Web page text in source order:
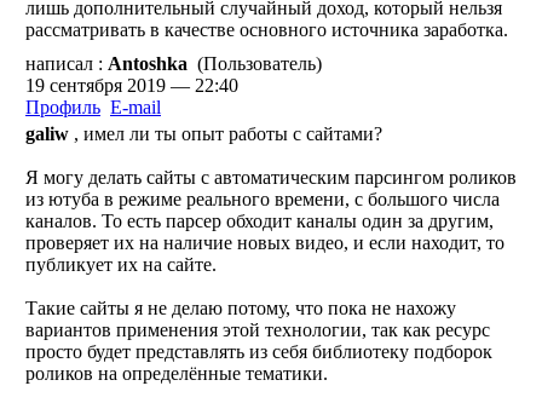
лишь дополнительный случайный доход, который нельзя
рассматривать в качестве основного источника заработка.
написал : Antoshka (Пользователь)
19 сентября 2019 — 22:40
Профиль E-mail
galiw , имел ли ты опыт работы с сайтами?
Я могу делать сайты с автоматическим парсингом роликов
из ютуба в режиме реального времени, с большого числа
каналов. То есть парсер обходит каналы один за другим,
проверяет их на наличие новых видео, и если находит, то
публикует их на сайте.
Такие сайты я не делаю потому, что пока не нахожу
вариантов применения этой технологии, так как ресурс
просто будет представлять из себя библиотеку подборок
роликов на определённые тематики.